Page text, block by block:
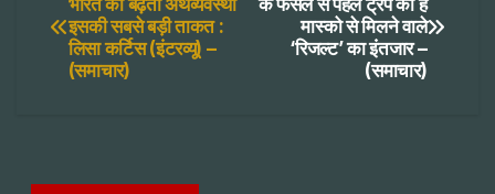
navigation
के फैसले से पहले ट्रंप को है
मास्को से मिलने वाले
‘रिजल्ट’ का इंतजार –
(समाचार)
भारत की बढ़ती अर्थव्यवस्था
इसकी सबसे बड़ी ताकत :
लिसा कर्टिस (इंटरव्यू) –
(समाचार)